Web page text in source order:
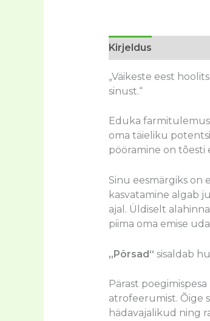
Kirjeldus
„Väikeste eest
sinust.“
Eduka
oma täieliku
pööramine on tõesti
Sinu eesmärgiks on
kasvatamine algab
ajal. Üldiselt
piima oma emise
„Põrsad“ sisaldab
Pärast
atrofeerumist. Õige
hädavajalikud ning